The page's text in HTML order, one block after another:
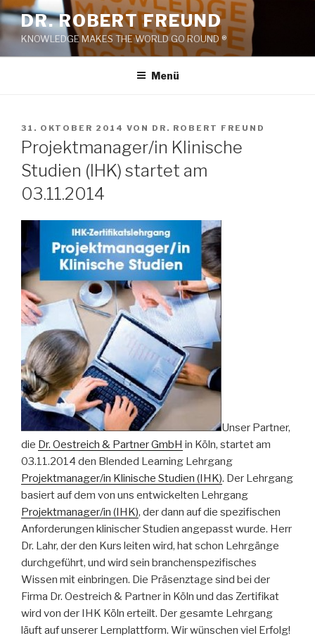
Zum
Inhalt
springen
DR. ROBERT FREUND
KNOWLEDGE MAKES THE WORLD GO ROUND ®
Menü
VERÖFFENTLICHT
AM
31. OKTOBER 2014 VON DR. ROBERT FREUND
Projektmanager/in Klinische
Studien (IHK) startet am
03.11.2014
Unser Partner,
die Dr. Oestreich & Partner GmbH in Köln, startet am
03.11.2014 den Blended Learning Lehrgang
Projektmanager/in Klinische Studien (IHK). Der Lehrgang
basiert auf dem von uns entwickelten Lehrgang
Projektmanager/in (IHK), der dann auf die spezifischen
Anforderungen klinischer Studien angepasst wurde. Herr
Dr. Lahr, der den Kurs leiten wird, hat schon Lehrgänge
durchgeführt, und wird sein branchenspezifisches
Wissen mit einbringen. Die Präsenztage sind bei der
Firma Dr. Oestreich & Partner in Köln und das Zertifikat
wird von der IHK Köln erteilt. Der gesamte Lehrgang
läuft auf unserer Lernplattform. Wir wünschen viel Erfolg!